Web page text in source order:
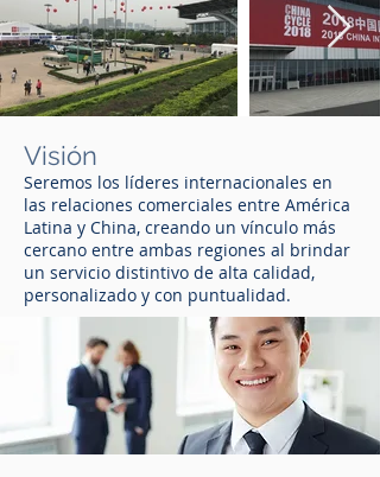
Visión
Seremos los líderes internacionales en
las relaciones comerciales entre América
Latina y China, creando un vínculo más
cercano entre ambas regiones al brindar
un servicio distintivo de alta calidad,
personalizado y con puntualidad.